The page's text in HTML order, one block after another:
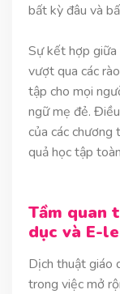
bất kỳ đâu và
Sự kết hợp
vượt qua các
tập cho mọi
ngữ mẹ đẻ.
của các chương
quả học tập
Tầm quan
dục và E-
Dịch thuật giáo
trong việc mở